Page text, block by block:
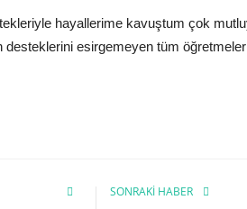
hayallerime kavuştum çok
desteklerini esirgemeyen tüm
SONRAKI HABER